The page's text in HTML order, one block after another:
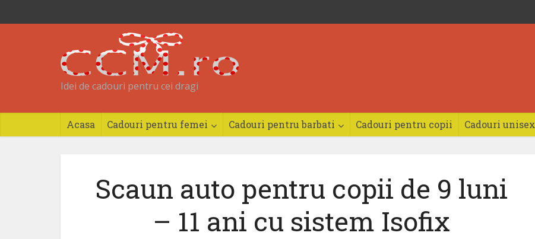
Idei de cadouri pentru cei dragi
Acasa Cadouri pentru femei Cadouri pentru barbati Cadouri pentru copii Cadouri unisex
Scaun auto pentru copii de 9 luni
– 11 ani cu sistem Isofix